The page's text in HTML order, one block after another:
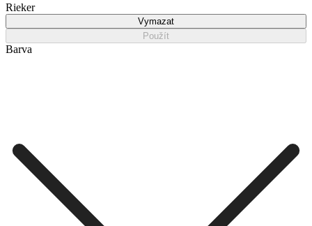
Rieker
Vymazat
Použít
Barva